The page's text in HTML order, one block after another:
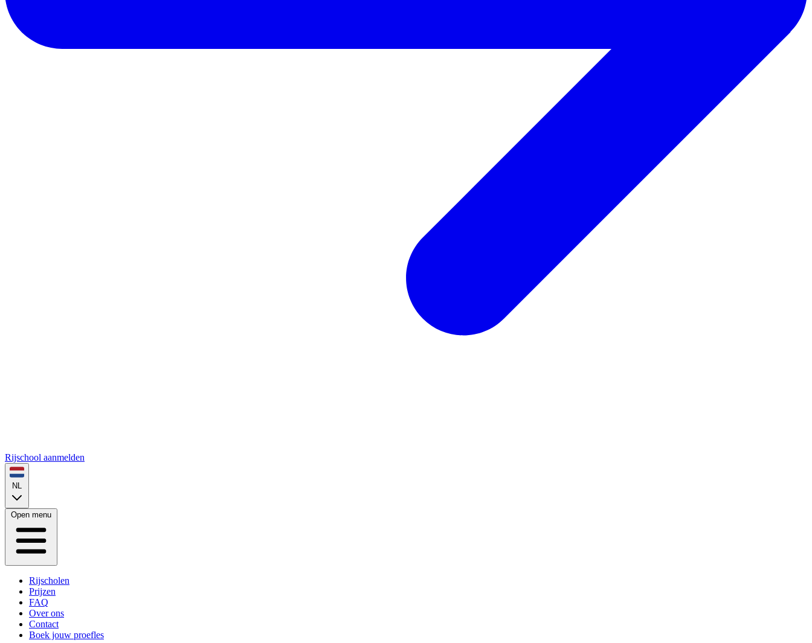
Rijschool aanmelden
NL
Open menu
Rijscholen
Prijzen
FAQ
Over ons
Contact
Boek jouw proefles